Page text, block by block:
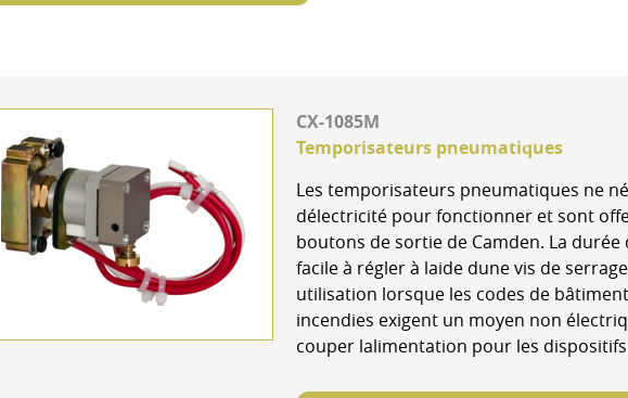
CX-1085M
Temporisateurs pneumatiques
Les temporisateurs pneumatiques ne
délectricité pour fonctionner et sont
boutons de sortie de Camden. La durée
facile à régler à laide dune vis de
utilisation lorsque les codes de
incendies exigent un moyen non
couper lalimentation pour les